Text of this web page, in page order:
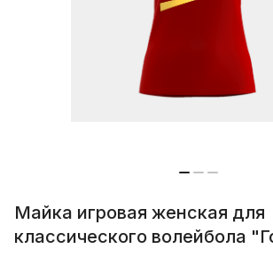
Майка игровая женская для
классического волейбола